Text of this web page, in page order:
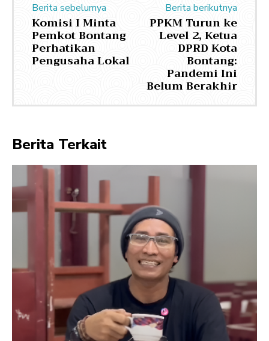
Berita sebelumya
Komisi I Minta
Pemkot Bontang
Perhatikan
Pengusaha Lokal
Berita berikutnya
PPKM Turun ke
Level 2, Ketua
DPRD Kota
Bontang:
Pandemi Ini
Belum Berakhir
Berita Terkait